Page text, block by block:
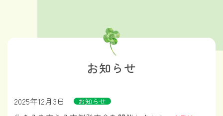
お知らせ
2025年12月3日 お知らせ